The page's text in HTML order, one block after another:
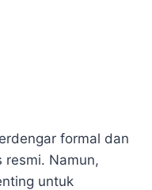
formal dan
resmi. Namun,
untuk